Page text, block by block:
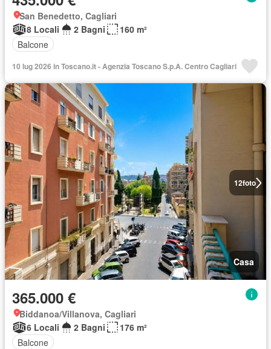
San Benedetto, Cagliari
8 Locali
2 Bagni
160 m²
Balcone
10 lug 2026 in Toscano.it - Agenzia Toscano S.p.A. Centro Cagliari
12foto
Casa
365.000 €
Biddanoa/Villanova, Cagliari
6 Locali
2 Bagni
176 m²
Balcone